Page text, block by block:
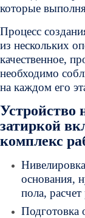
которые
Процесс
из нескольких
качественное,
необходимо
на каждом его
Устройство
затиркой
комплекс
основания,
пола,
Подготовка